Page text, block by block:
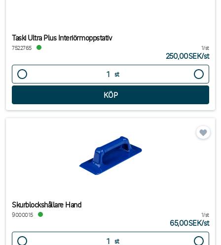
Taski Ultra Plus Interiörmoppstativ
7522765 1/st
250,00SEK/st
st
Skurblockshållare Hand
9000015 1/st
65,00SEK/st
st